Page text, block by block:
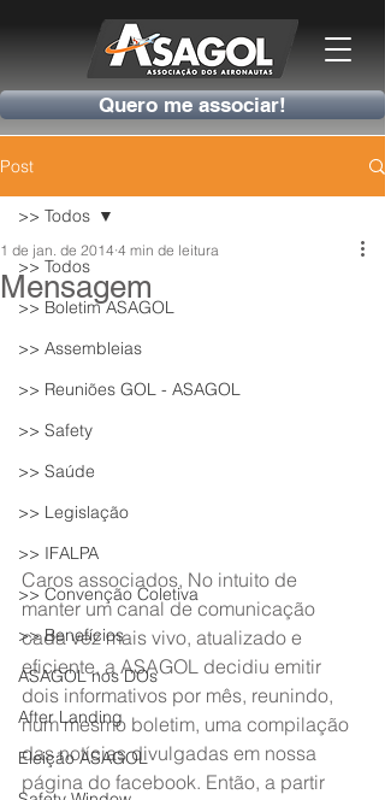
Quero me associar!
Post
>> Todos
>> Boletim ASAGOL
>> Assembleias
>> Reuniões GOL - ASAGOL
>> Safety
>> Saúde
>> Legislação
>> IFALPA
>> Convenção Coletiva
>> Benefícios
ASAGOL nos DOs
After Landing
Eleição ASAGOL
>> Todos
Mensagem
1 de jan. de 2014 4 min de leitura
Caros associados, No intuito de
manter um canal de comunicação
cada vez mais vivo, atualizado e
eficiente, a ASAGOL decidiu emitir
dois informativos por mês, reunindo,
num mesmo boletim, uma compilação
das notícias divulgadas em nossa
página do facebook. Então, a partir